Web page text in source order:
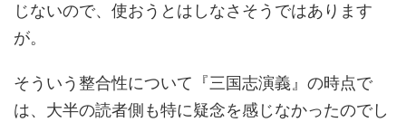
じないので、使おうとはしなさそうではあります
が。
そういう整合性について『三国志演義』の時点で
は、大半の読者側も特に疑念を感じなかったのでし